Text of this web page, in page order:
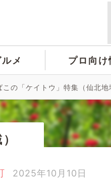
メ プロ向
の「ケイトウ」特集（仙北地
2025年10月10日